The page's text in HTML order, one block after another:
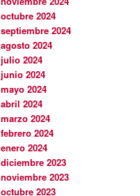
octubre 2024
septiembre 2024
agosto 2024
julio 2024
junio 2024
mayo 2024
abril 2024
marzo 2024
febrero 2024
enero 2024
diciembre 2023
noviembre 2023
octubre 2023